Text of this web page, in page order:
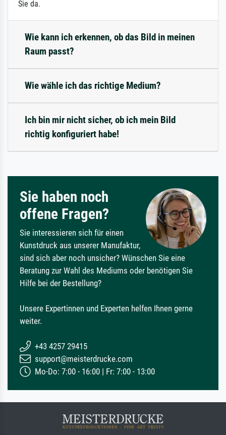
Sie da.
Wie kann ich erkennen, ob das Bild in meinen
Raum passt?
Wie wähle ich das richtige Medium?
Ich bin mir nicht sicher, ob ich mein Bild
richtig konfiguriert habe!
Sie haben noch
offene Fragen?
Sie interessieren sich für einen
Kunstdruck aus unserer Manufaktur,
sind sich aber noch unsicher? Wünschen Sie eine
Beratung zur Wahl des Mediums oder benötigen Sie
Hilfe bei der Bestellung?
Unsere Expertinnen und Experten helfen Ihnen gerne
weiter.
+43 4257 29415
support@meisterdrucke.com
Mo-Do: 7:00 - 16:00 | Fr: 7:00 - 13:00